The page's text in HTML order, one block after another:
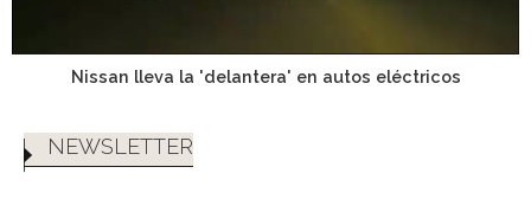
Nissan lleva la 'delantera' en autos eléctricos
NEWSLETTER